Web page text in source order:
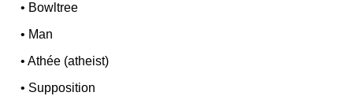
• Bowltree
• Man
•Athée (atheist)
• Supposition